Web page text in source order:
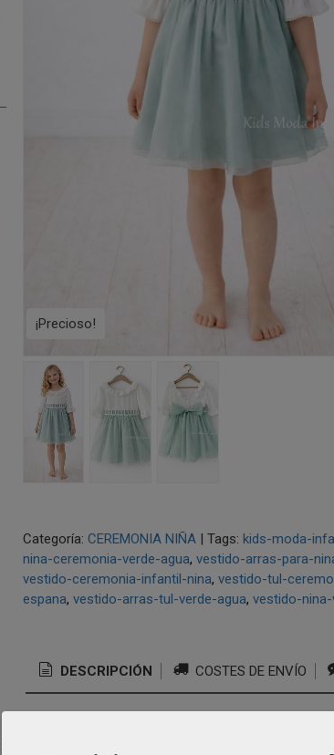
¡Precioso!
Categoría: CEREMONIA NIÑA| Tags: kids-moda-
nina-ceremonia-verde-agua vestido-arras-para-
vestido-ceremonia-infantil-nina vestido-tul-
espana vestido-arras-tul-verde-agua vestido-
DESCRIPCIÓN COSTES DE ENVÍO